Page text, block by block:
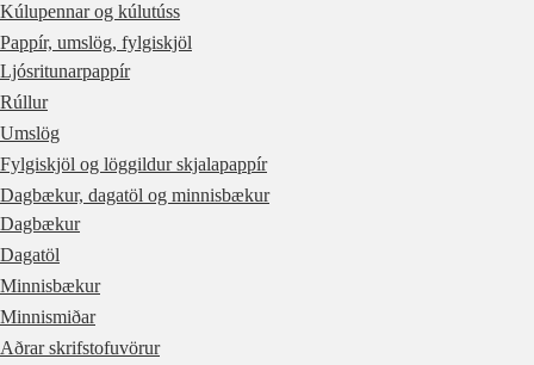
Kúlupennar og kúlutúss
Pappír, umslög, fylgiskjöl
Ljósritunarpappír
Rúllur
Umslög
Fylgiskjöl og löggildur skjalapappír
Dagbækur, dagatöl og minnisbækur
Dagbækur
Dagatöl
Minnisbækur
Minnismiðar
Aðrar skrifstofuvörur